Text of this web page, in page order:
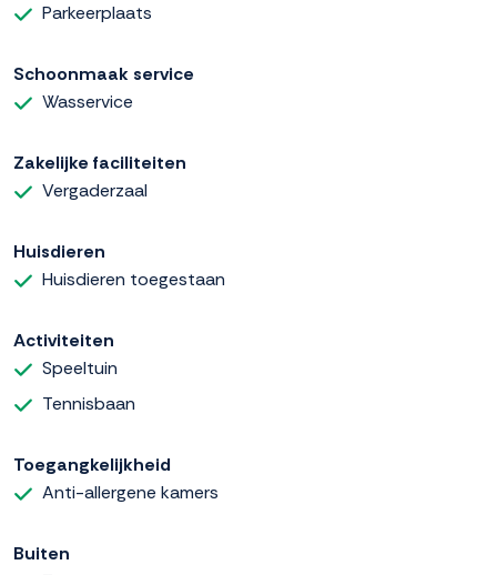
Parkeerplaats
Schoonmaak service
Wasservice
Zakelijke faciliteiten
Vergaderzaal
Huisdieren
Huisdieren toegestaan
Activiteiten
Speeltuin
Tennisbaan
Toegangkelijkheid
Anti-allergene kamers
Buiten